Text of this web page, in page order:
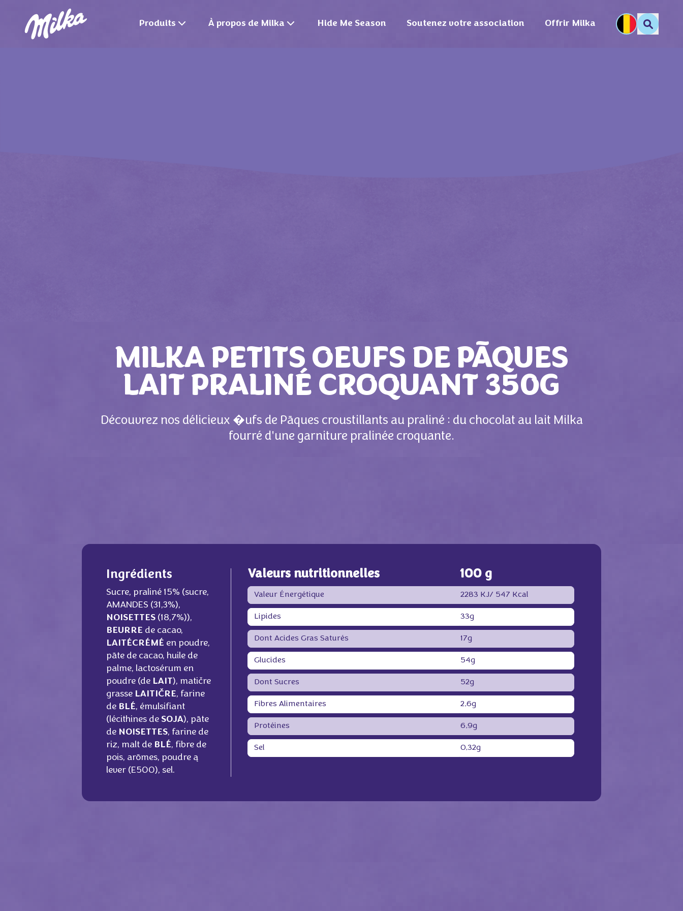
Produits À propos de Milka Hide Me Season Soutenez votre association Offrir Milka
MILKA PETITS OEUFS DE PĀQUES
LAIT PRALINÉ CROQUANT 350G
Découvrez nos délicieux �ufs de Pāques croustillants au praliné : du chocolat au lait Milka
fourré d'une garniture pralinée croquante.
Ingrédients
Sucre, praliné 15% (sucre,
AMANDES (31,3%),
NOISETTES (18,7%)),
BEURRE de cacao,
LAIT ÉCRÉMÉ en poudre,
pāte de cacao, huile de
palme, lactosérum en
poudre (de LAIT), matičre
grasse LAITIČRE, farine
de BLÉ, émulsifiant
(lécithines de SOJA), pāte
de NOISETTES, farine de
riz, malt de BLÉ, fibre de
pois, arōmes, poudre ą
lever (E500), sel.
Valeurs nutritionnelles 100 g
Valeur Énergétique 2283 KJ/ 547 Kcal
Lipides 33g
Dont Acides Gras Saturés 17g
Glucides 54g
Dont Sucres 52g
Fibres Alimentaires 2,6g
Protéines 6,9g
Sel 0,32g